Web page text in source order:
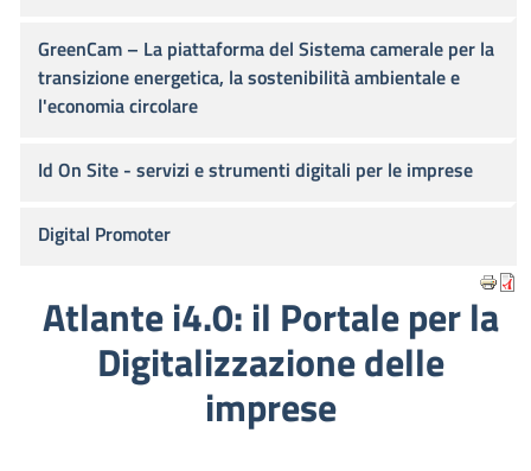
GreenCam – La piattaforma del Sistema camerale per la
transizione energetica, la sostenibilità ambientale e
l'economia circolare
Id On Site - servizi e strumenti digitali per le imprese
Digital Promoter
Atlante i4.0: il Portale per la
Digitalizzazione delle
imprese